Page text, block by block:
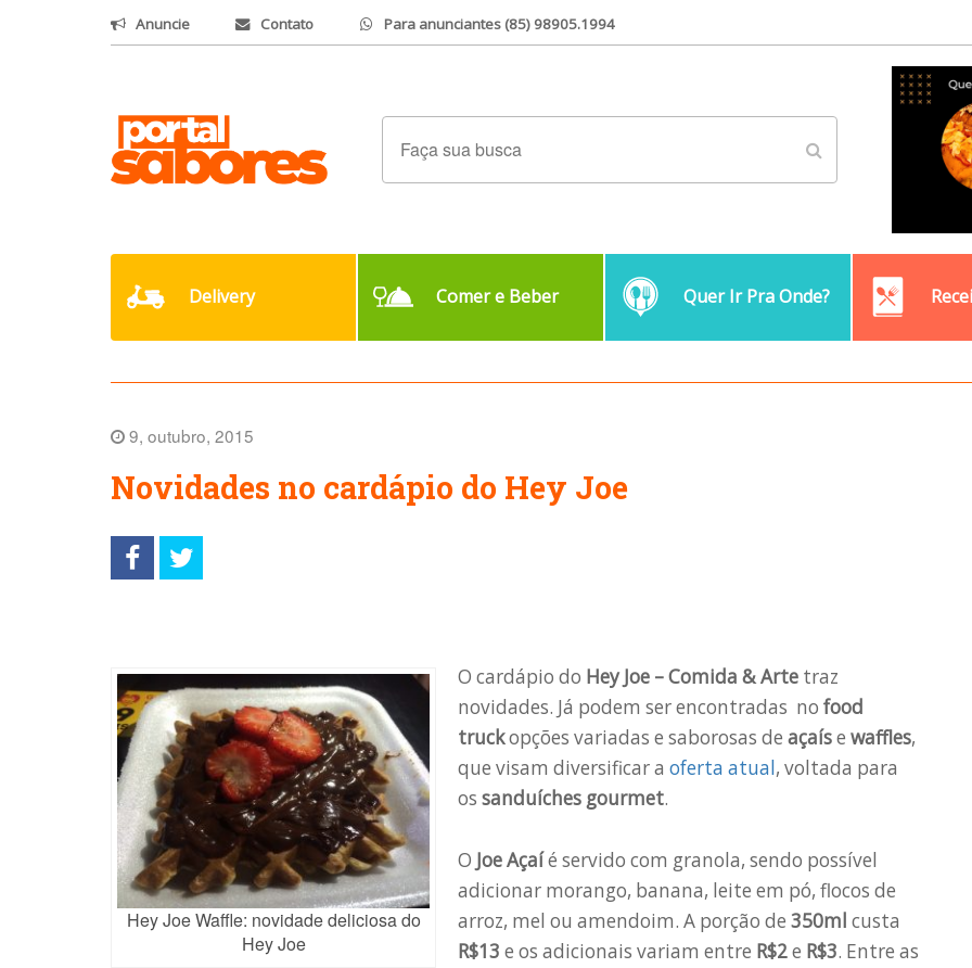
Anuncie Contato Para anunciantes (85) 98905.1994
Delivery Comer e Beber Quer Ir Pra Onde?
9, outubro, 2015
Novidades no cardápio do Hey Joe
Hey Joe Waffle: novidade deliciosa do
Hey Joe
O cardápio do Hey Joe – Comida & Arte traz
novidades. Já podem ser encontradas no food
truckopções variadas e saborosas de açaíse waffles,
que visam diversificar a oferta atual, voltada para
os sanduíches gourmet.
O Joe Açaíé servido com granola, sendo possível
adicionar morango, banana, leite em pó, flocos de
arroz, mel ou amendoim. A porção de 350ml custa
R$13 e os adicionais variam entre R$2e R$3. Entre as